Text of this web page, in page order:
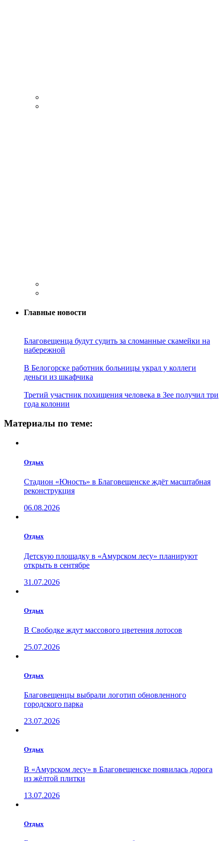
Главные новости
Благовещенца будут судить за сломанные скамейки на
набережной
В Белогорске работник больницы украл у коллеги
деньги из шкафчика
Третий участник похищения человека в Зее получил три
года колонии
Материалы по теме:
Отдых
Стадион «Юность» в Благовещенске ждёт масштабная
реконструкция
06.08.2026
Отдых
Детскую площадку в «Амурском лесу» планируют
открыть в сентябре
31.07.2026
Отдых
В Свободке ждут массового цветения лотосов
25.07.2026
Отдых
Благовещенцы выбрали логотип обновленного
городского парка
23.07.2026
Отдых
В «Амурском лесу» в Благовещенске появилась дорога
из жёлтой плитки
13.07.2026
Отдых